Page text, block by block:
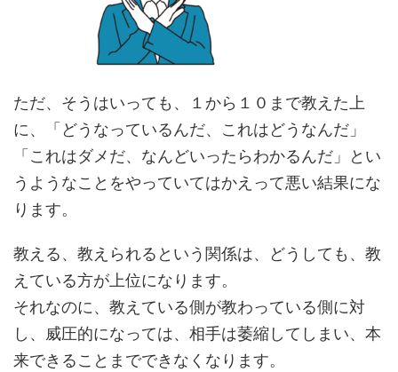
ただ、そうはいっても、１から１０まで教えた上
に、「どうなっているんだ、これはどうなんだ」
「これはダメだ、なんどいったらわかるんだ」とい
うようなことをやっていてはかえって悪い結果にな
ります。
教える、教えられるという関係は、どうしても、教
えている方が上位になります。
それなのに、教えている側が教わっている側に対
し、威圧的になっては、相手は萎縮してしまい、本
来できることまでできなくなります。